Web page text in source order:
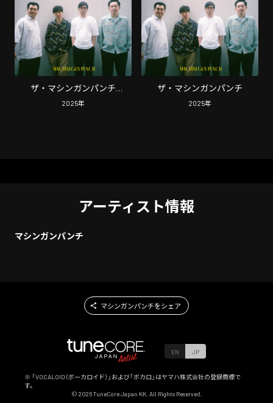
ザ・マシンガンパンチ
(Instrumental)
2025年
ザ・マシンガンパンチ
2025年
アーティスト情報
マシンガンパンチ
マシンガンパンチをシェア
EN JP
※ 「VOCALOID（ボーカロイド）」および「ボカロ」はヤマハ株式会社の登録商標で
す。
© 2026TuneCore Japan KK. All Rights Reserved.